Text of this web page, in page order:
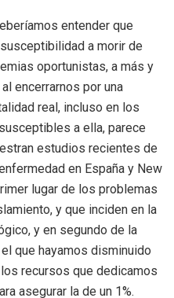
entender que
a morir de
oportunistas, a más y
encerrarnos por una
real, incluso en los
a ella, parece
estudios recientes de
en España y New
lugar de los problemas
y que inciden en la
y en segundo de la
que hayamos disminuido
recursos que dedicamos
asegurar la de un 1%.